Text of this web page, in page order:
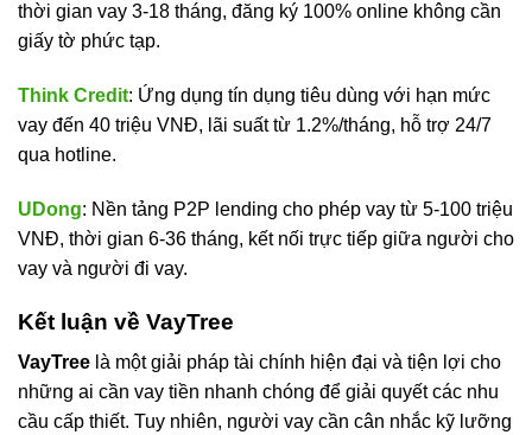
thời gian vay 3-18 tháng, đăng ký 100% online không cần
giấy tờ phức tạp.
Think Credit: Ứng dụng tín dụng tiêu dùng với hạn mức
vay đến 40 triệu VNĐ, lãi suất từ 1.2%/tháng, hỗ trợ 24/7
qua hotline.
UDong: Nền tảng P2P lending cho phép vay từ 5-100 triệu
VNĐ, thời gian 6-36 tháng, kết nối trực tiếp giữa người cho
vay và người đi vay.
Kết luận về VayTree
VayTree là một giải pháp tài chính hiện đại và tiện lợi cho
những ai cần vay tiền nhanh chóng để giải quyết các nhu
cầu cấp thiết. Tuy nhiên, người vay cần cân nhắc kỹ lưỡng